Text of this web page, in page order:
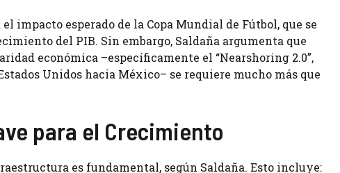
impacto esperado de la Copa Mundial de Fútbol, que se
del PIB. Sin embargo, Saldaña argumenta que
económica –específicamente el “Nearshoring 2.0”,
Unidos hacia México– se requiere mucho más que
para el Crecimiento
es fundamental, según Saldaña. Esto incluye: